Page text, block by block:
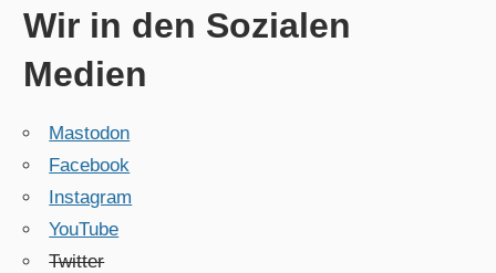
Wir in den Sozialen
Medien
Mastodon
Facebook
Instagram
YouTube
Twitter